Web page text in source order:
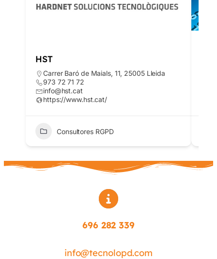
HST
Carrer Baró de Maials, 11, 25005 Lleida
973 72 71 72
info@hst.cat
https://www.hst.cat/
Consultores RGPD
696 282 339
info@tecnolopd.com